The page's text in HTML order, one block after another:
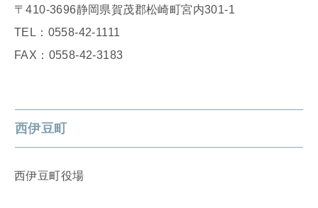
〒410-3696静岡県賀茂郡松崎町宮内301-1
TEL：0558-42-1111
FAX：0558-42-3183
西伊豆町
西伊豆町役場